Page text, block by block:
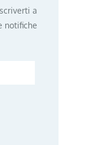
a
notifiche